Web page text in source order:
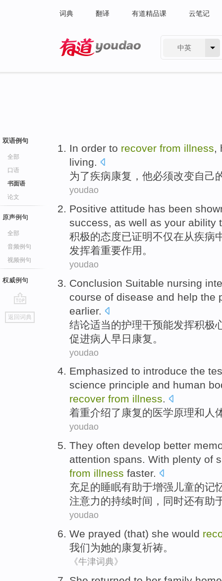
词典 翻译 有道精品课 云笔记
中英
双语例句
全部
口语
书面语
论文
原声例句
全部
音频例句
视频例句
权威例句
go
top
返回词典
In order to recover from illness,
living.
为了疾病康复 ， 他必须改变自己
youdao
Positive attitude has been
success, as well as your ability
积极的态度已证明不仅在从疾病
发挥着重要作用 。
youdao
Conclusion Suitable nursing
course of disease and help the
earlier.
结论适当的护理干预能发挥积极
促进病人 早日康复。
youdao
Emphasized to introduce the
science principle and human
recover from illness.
着重介绍了 康复的医学原理和 人
youdao
They often develop better
attention spans. With plenty of
from illness faster.
充足的睡眠有助于增强儿童的记
注意力的持续时间， 同时还有助
youdao
We prayed (that) she would
我们为她的康复祈祷。
《牛津词典》